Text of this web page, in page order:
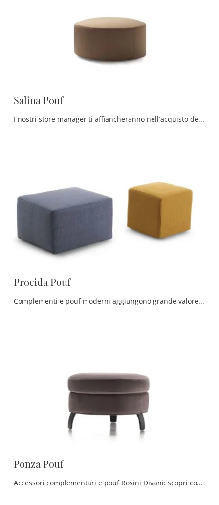
Salina Pouf
I nostri store manager ti affiancheranno nell’acquisto della giusta tipologia di pouf, in modo che possa ultimare le doti di praticità e il valore ...
Procida Pouf
Complementi e pouf moderni aggiungono grande valore all’arredo delle nostre case e risultano multifunzionali oltre che belli da vedere.
Ponza Pouf
Accessori complementari e pouf Rosini Divani: scopri come completare i tuoi interni classici con il modello Ponza Pouf.